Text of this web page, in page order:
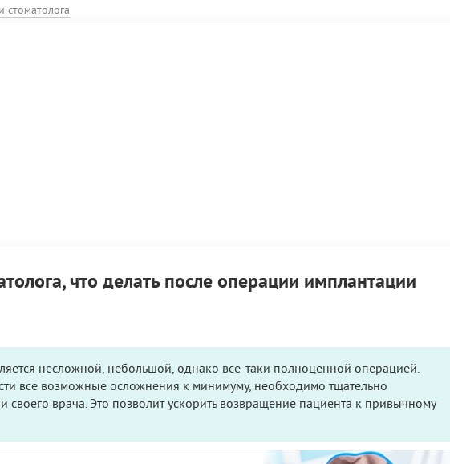
стоматолога
что делать после операции имплантации
несложной, небольшой, однако все-таки полноценной операцией.
все возможные осложнения к минимуму, необходимо тщательно
своего врача. Это позволит ускорить возвращение пациента к привычному